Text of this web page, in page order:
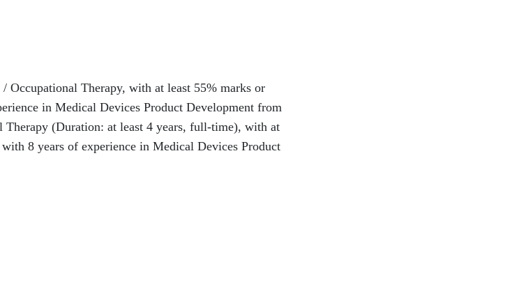
Occupational Therapy, with at least 55% marks or
in Medical Devices Product Development from
Therapy (Duration: at least 4 years, full-time), with at
8 years of experience in Medical Devices Product